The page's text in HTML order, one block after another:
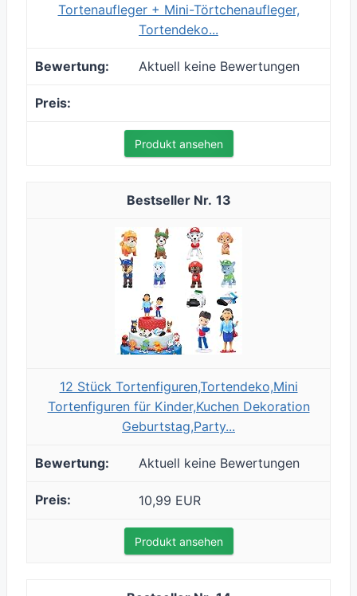
Tortenaufleger + Mini-Törtchenaufleger,
Tortendeko...
Aktuell keine Bewertungen
Produkt ansehen
13
12 Stück Tortenfiguren,Tortendeko,Mini
Tortenfiguren für Kinder,Kuchen Dekoration
Geburtstag,Party...
Aktuell keine Bewertungen
10,99 EUR
Produkt ansehen